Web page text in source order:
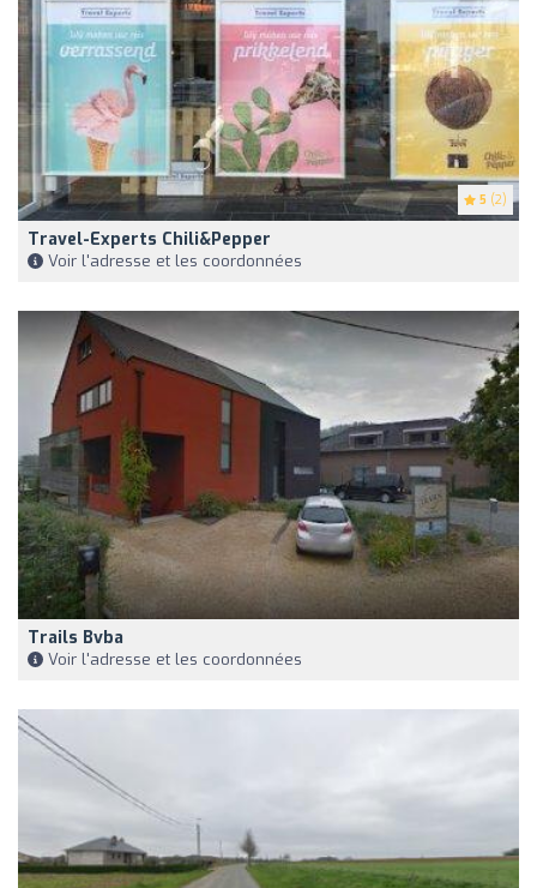
5 (2)
Travel-Experts Chili&Pepper
Voir l'adresse et les coordonnées
Trails Bvba
Voir l'adresse et les coordonnées